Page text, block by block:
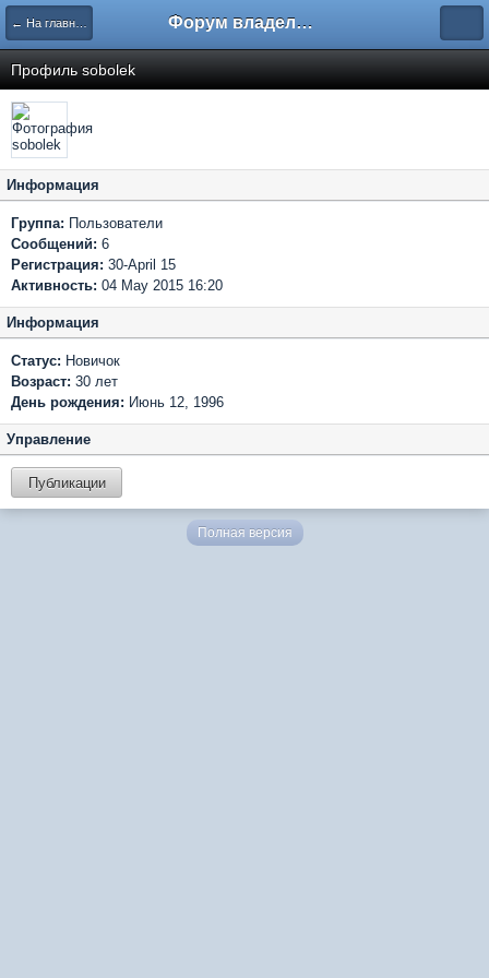
← На главную Форум владельцев интернет-магазинов
Профиль sobolek
Информация
Группа: Пользователи
Сообщений: 6
Регистрация: 30-April 15
Активность: 04 May 2015 16:20
Информация
Статус: Новичок
Возраст: 30 лет
День рождения: Июнь 12, 1996
Управление
Публикации
Полная версия